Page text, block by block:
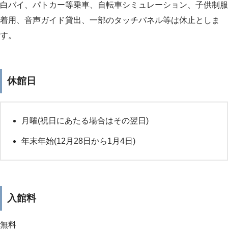
白バイ、パトカー等乗車、自転車シミュレーション、子供制服
着用、音声ガイド貸出、一部のタッチパネル等は休止としま
す。
休館日
月曜(祝日にあたる場合はその翌日)
年末年始(12月28日から1月4日)
入館料
無料